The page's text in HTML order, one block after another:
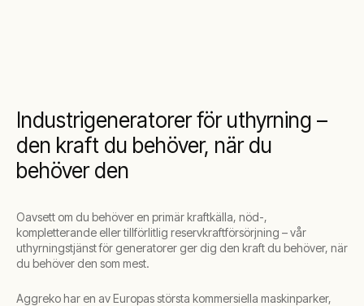
Industrigeneratorer för uthyrning –
den kraft du behöver, när du
behöver den
Oavsett om du behöver en primär kraftkälla, nöd-,
kompletterande eller tillförlitlig reservkraftförsörjning – vår
uthyrningstjänst för generatorer ger dig den kraft du behöver, när
du behöver den som mest.
Aggreko har en av Europas största kommersiella maskinparker,